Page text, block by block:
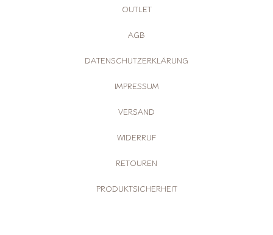
OUTLET
AGB
DATENSCHUTZERKLÄRUNG
IMPRESSUM
VERSAND
WIDERRUF
RETOUREN
PRODUKTSICHERHEIT